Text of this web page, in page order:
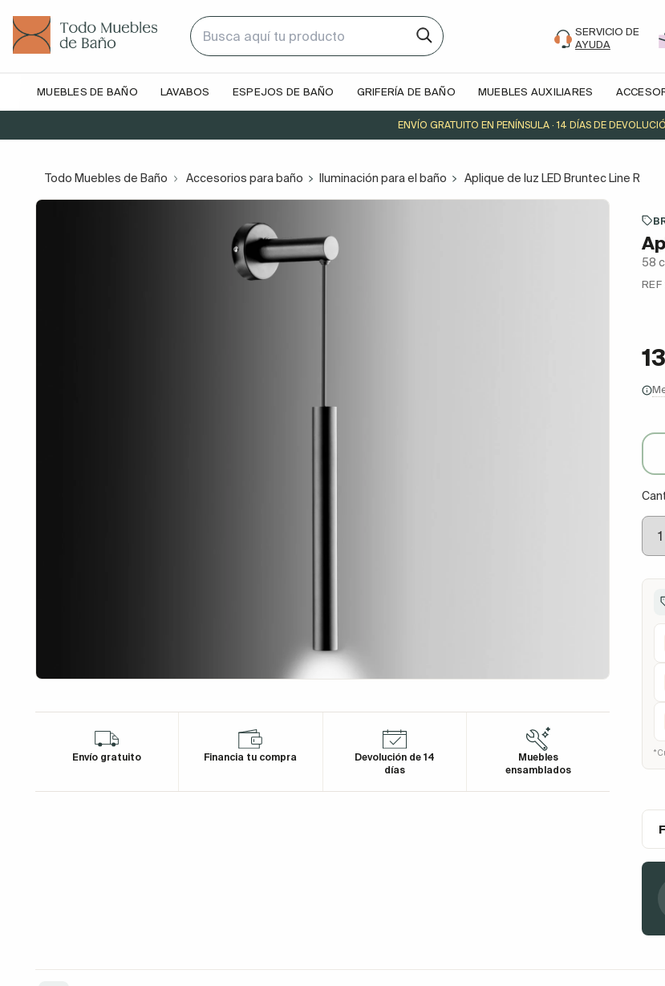
SERVICIO DE
AYUDA
MUEBLES DE BAÑO LAVABOS ESPEJOS DE BAÑO GRIFERÍA DE BAÑO MUEBLES AUXILIARES
ENVÍO GRATUITO EN PENÍNSULA · 14 DÍAS DE
Todo Muebles de Baño Accesorios para baño Iluminación para el baño Aplique de luz LED Bruntec Line R
Envío gratuito Financia tu compra
Devolución de 14
días
Muebles
ensamblados
58
*